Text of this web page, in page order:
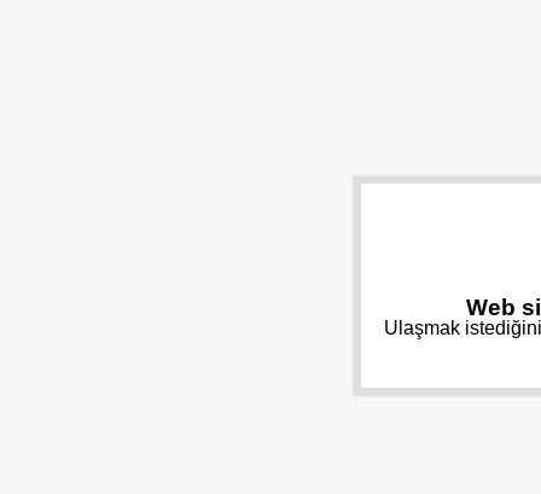
Web
Ulaşmak